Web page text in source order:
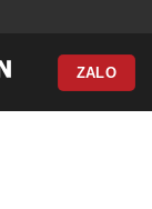
ZALO